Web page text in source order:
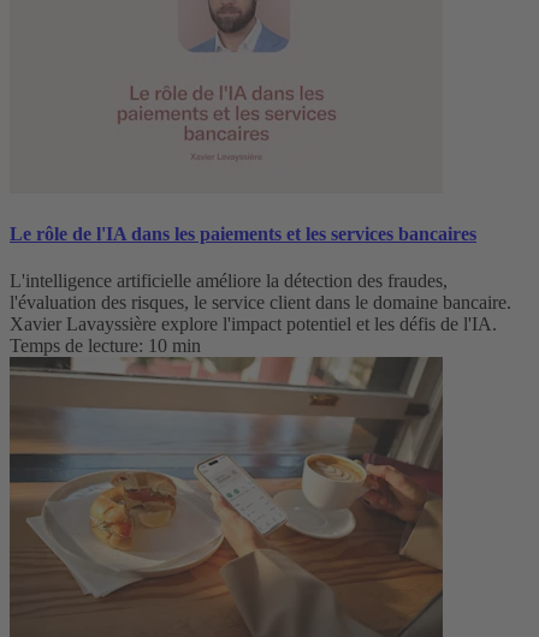
Le rôle de l'IA dans les paiements et les services bancaires
L'intelligence artificielle améliore la détection des fraudes,
l'évaluation des risques, le service client dans le domaine bancaire.
Xavier Lavayssière explore l'impact potentiel et les défis de l'IA.
Temps de lecture: 10 min